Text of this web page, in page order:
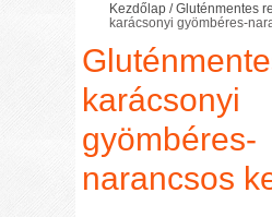
Kezdőlap /Gluténmentes
karácsonyi gyömbéres-
karácsonyi
gyömbéres-
narancsos